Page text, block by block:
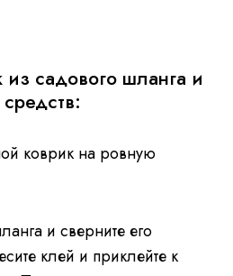
из садового шланга и
коврик на ровную
и сверните его
клей и приклейте к